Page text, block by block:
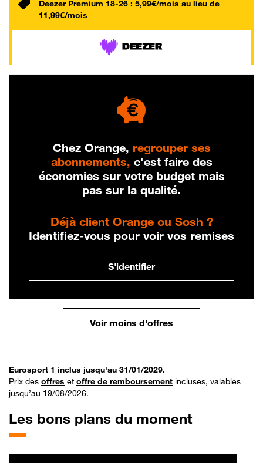
Deezer Premium 18-26 : 5,99€/mois au lieu de
11,99€/mois
Chez Orange, regrouper ses
abonnements, c'est faire des
économies sur votre budget mais
pas sur la qualité.
Déjà client Orange ou Sosh ?
Identifiez-vous pour voir vos remises
S'identifier
Voir moins d'offres
Eurosport 1 inclus jusqu'au 31/01/2029.
Prix des offres et offre de remboursement incluses, valables
jusqu’au 19/08/2026.
Les bons plans du moment